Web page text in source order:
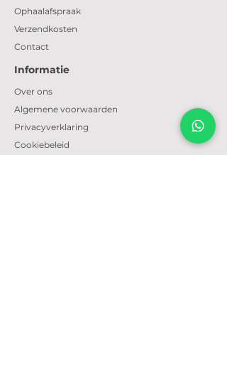
Ophaalafspraak
Verzendkosten
Contact
Informatie
Over ons
Algemene voorwaarden
Privacyverklaring
Cookiebeleid